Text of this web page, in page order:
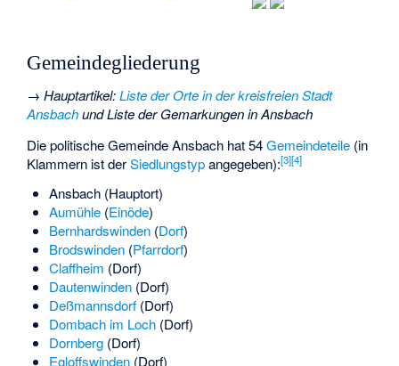
Gemeindegliederung
→Hauptartikel:Liste der Orte in der kreisfreien Stadt
AnsbachundListe der Gemarkungen in Ansbach
Die politische Gemeinde Ansbach hat 54Gemeindeteile (in
Klammern ist derSiedlungstypangegeben):[3][4]
Ansbach (Hauptort)
Aumühle(Einöde)
Bernhardswinden(Dorf)
Brodswinden(Pfarrdorf)
Claffheim (Dorf)
Dautenwinden(Dorf)
Deßmannsdorf(Dorf)
Dombach im Loch(Dorf)
Dornberg(Dorf)
Egloffswinden(Dorf)